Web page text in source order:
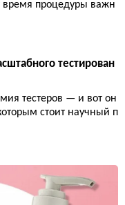
время процедуры важн
тестирован
тестеров — и вот он
стоит научный п